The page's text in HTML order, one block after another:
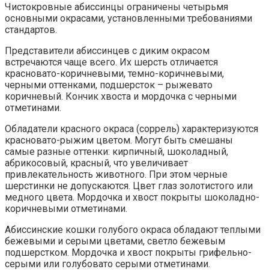
Чистокровные абиссинцы ограничены четырьмя
основными окрасами, установленными требованиями
стандартов.
Представители абиссинцев с диким окрасом
встречаются чаще всего. Их шерсть отличается
красновато-коричневыми, темно-коричневыми,
черными оттенками, подшерсток – рыжевато
коричневый. Кончик хвоста и мордочка с черными
отметинами.
Обладатели красного окраса (соррель) характеризуются
красновато-рыжим цветом. Могут быть смешаны
самые разные оттенки: кирпичный, шоколадный,
абрикосовый, красный, что увеличивает
привлекательность животного. При этом черные
шерстинки не допускаются. Цвет глаз золотистого или
медного цвета. Мордочка и хвост покрыты шоколадно-
коричневыми отметинами.
Абиссинские кошки голубого окраса обладают теплыми
бежевыми и серыми цветами, светло бежевым
подшерстком. Мордочка и хвост покрыты грифельно-
серыми или голубовато серыми отметинами.